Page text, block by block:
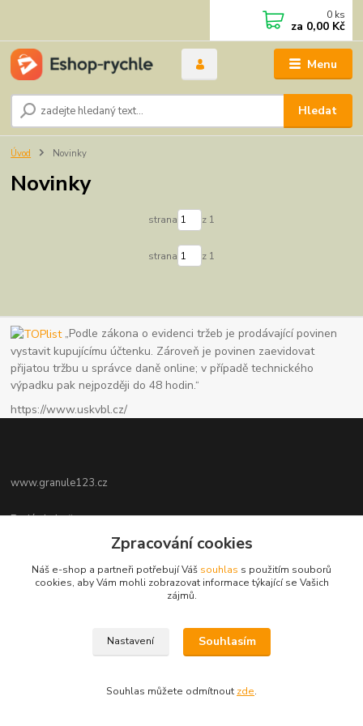
Menu
Hledat
0 ks
za 0,00 Kč
Úvod Novinky
Novinky
strana z 1
strana z 1
„Podle zákona o evidenci tržeb je prodávající povinen
vystavit kupujícímu účtenku. Zároveň je povinen zaevidovat
přijatou tržbu u správce daně online; v případě technického
výpadku pak nejpozději do 48 hodin.“
https://www.uskvbl.cz/
www.granule123.cz
Burián Luboš
+420775964988
Ut - Pá 8:30 - 16:30, So 8:30 - 11:00
info@granule123.cz
Zpracování cookies
Náš e-shop a partneři potřebují Váš souhlas s použitím souborů
cookies, aby Vám mohli zobrazovat informace týkající se Vašich
zájmů.
Nastavení Souhlasím
Souhlas můžete odmítnout zde.